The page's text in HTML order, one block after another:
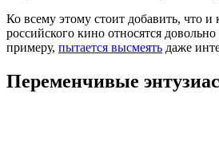
Ко всему этому стоит добавить, что
российского кино относятся
примеру, пытается высмеять даже
Переменчивые